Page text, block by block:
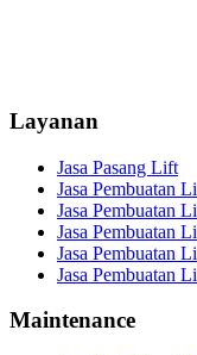
Layanan
Jasa Pasang Lift
Jasa Pembuatan
Jasa Pembuatan
Jasa Pembuatan
Jasa Pembuatan
Jasa Pembuatan
Maintenance